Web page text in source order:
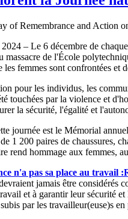
– Le 6 décembre de
massacre de l'École
femmes sont confrontées et
pour les individus, les
touchées par la violence et
la sécurité, l'égalité et
journée est le Mémorial
1 200 paires de chaussures,
rend hommage aux femmes,
n'a pas sa place au travail :
jamais être considérés
et à garantir leur sécurité
par les travailleur(euse)s